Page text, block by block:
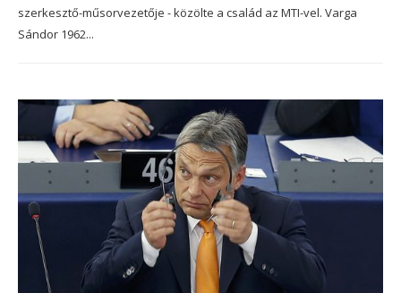
szerkesztő-műsorvezetője - közölte a család az MTI-vel. Varga
Sándor 1962...